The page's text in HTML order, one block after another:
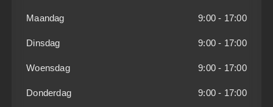
Maandag 9:00 - 17:00
Dinsdag 9:00 - 17:00
Woensdag 9:00 - 17:00
Donderdag 9:00 - 17:00